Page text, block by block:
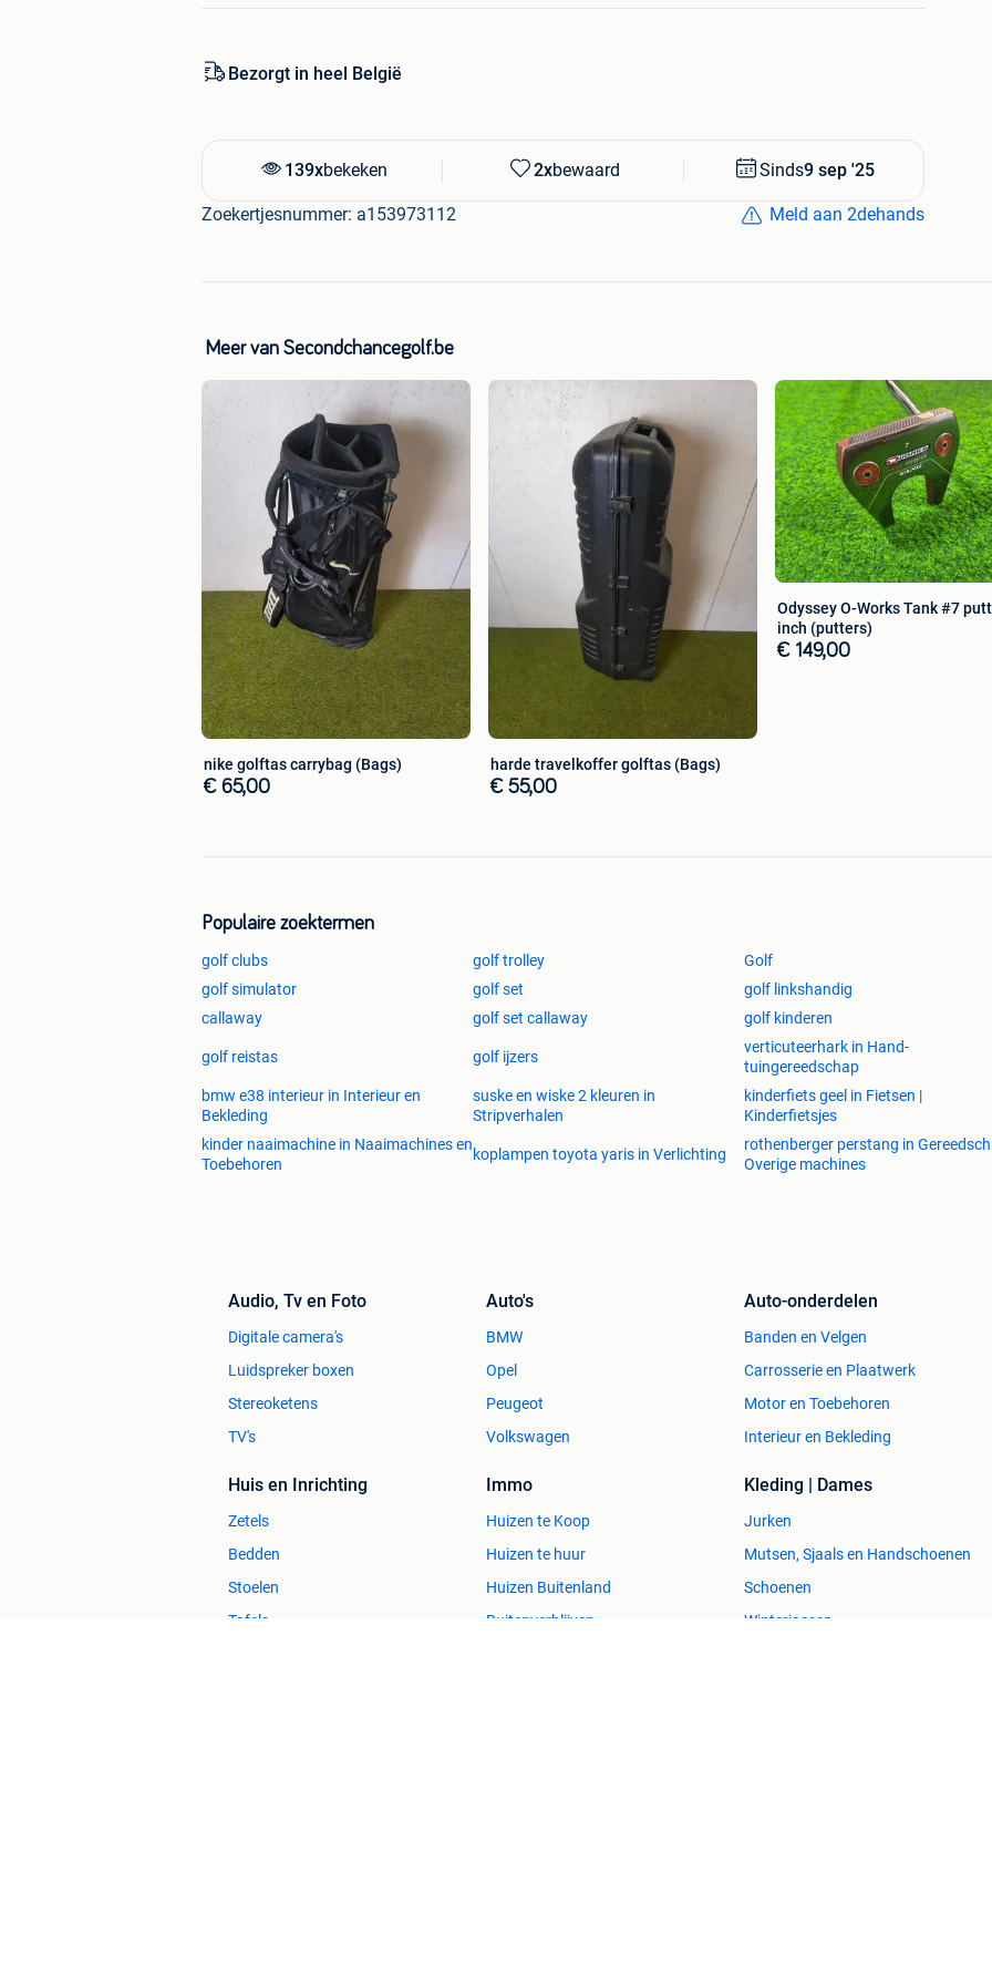
Bezorgt in heel België
139xbekeken 2xbewaard Sinds9 sep '25
Zoekertjesnummer: a153973112 Meld aan 2dehands
Meer van Secondchancegolf.be
nike golftas carrybag (Bags)
€ 65,00
harde travelkoffer golftas (Bags)
€ 55,00
Odyssey O-Works Tank #7
inch (putters)
€ 149,00
Populaire zoektermen
golf clubs golf trolley
Golf
golf simulator
golf set
golf linkshandig
callaway
golf set callaway golf kinderen
golf reistas golf ijzers
verticuteerhark in Hand-
tuingereedschap
bmw e38 interieur in Interieur en
Bekleding
suske en wiske 2 kleuren in
Stripverhalen
kinderfiets geel in Fietsen |
Kinderfietsjes
kinder naaimachine in Naaimachines en
Toebehoren
koplampen toyota yaris in Verlichting
rothenberger perstang in
Overige machines
Audio, Tv en Foto
Digitale camera's
Luidspreker boxen
Stereoketens
TV's
Auto's
BMW
Opel
Peugeot
Volkswagen
Auto-onderdelen
Banden en Velgen
Carrosserie en Plaatwerk
Motor en Toebehoren
Interieur en Bekleding
Huis en Inrichting
Zetels
Bedden
Stoelen
Tafels
Immo
Huizen te Koop
Huizen te huur
Huizen Buitenland
Buitenverblijven
Kleding | Dames
Jurken
Mutsen, Sjaals en Handschoenen
Schoenen
Winterjassen